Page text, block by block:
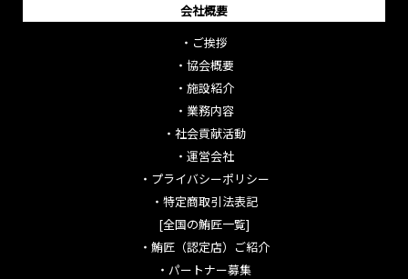
会社概要
・ ご挨拶
・ 協会概要
・ 施設紹介
・ 業務内容
・ 社会貢献活動
・ 運営会社
・ プライバシーポリシー
・ 特定商取引法表記
[全国の鮪匠一覧]
・ 鮪匠（認定店）ご紹介
・ パートナー募集